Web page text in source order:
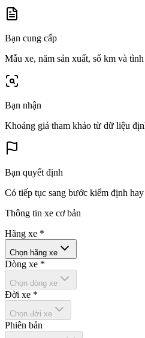
Bạn cung cấp
Mẫu xe, năm sản xuất, số km và
Bạn nhận
Khoảng giá tham khảo từ dữ liệu
Bạn quyết định
Có tiếp tục sang bước kiểm định
Thông tin xe cơ bản
Hãng xe *
Chọn hãng xe
Dòng xe *
Chọn dòng xe
Đời xe *
Chọn đời xe
Phiên bản